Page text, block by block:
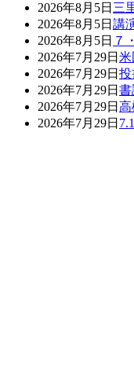
2026年8月5日 三
2026年8月5日 講
2026年8月5日 ７
2026年7月29日
2026年7月29日 投
2026年7月29日 書
2026年7月29日 高
2026年7月29日